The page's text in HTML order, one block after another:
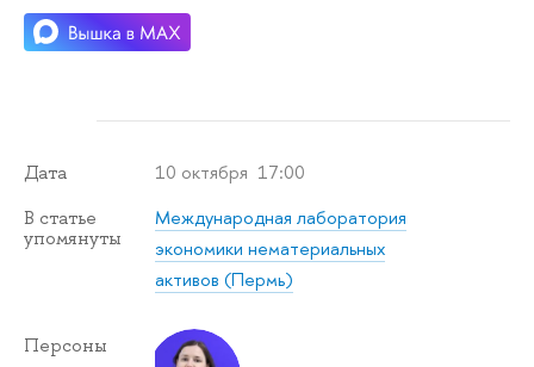
Дата 10 октября 17:00
статье
упомянуты
Международная лаборатория
экономики нематериальных
активов (Пермь)
Персоны